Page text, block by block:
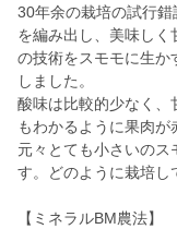
30年余の栽培の試行
を編み出し、美味しく
の技術をスモモに生か
しました。
酸味は比較的少なく、
もわかるように果肉が
元々とても小さいの
す。どのように栽培し
【ミネラルBM農法】